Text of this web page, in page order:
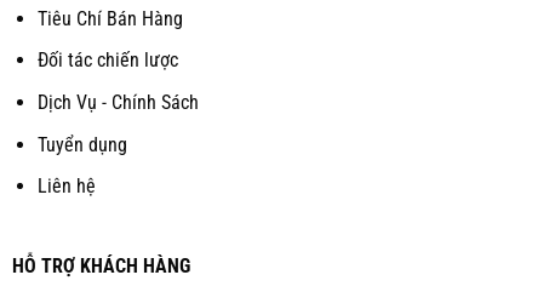
Tiêu Chí Bán Hàng
Đối tác chiến lược
Dịch Vụ - Chính Sách
Tuyển dụng
Liên hệ
HỖ TRỢ KHÁCH HÀNG